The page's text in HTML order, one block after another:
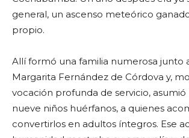
general, un ascenso meteórico
propio.
Allí formó una familia numerosa junto
Margarita Fernández de Córdova y,
vocación profunda de servicio,
nueve niños huérfanos, a quienes
convertirlos en adultos íntegros. Ese